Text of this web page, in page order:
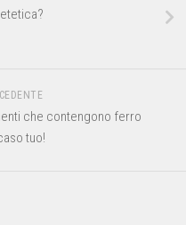
che contengono ferro
tuo!